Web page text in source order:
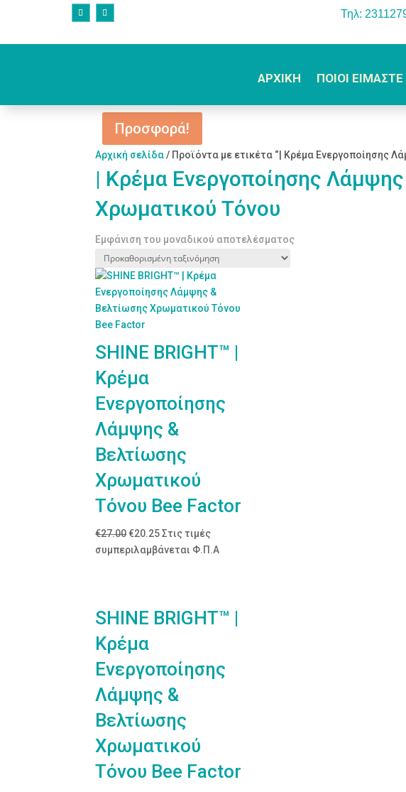
Τηλ:
ΑΡΧΙΚΗ ΠΟΙΟΙ ΕΙΜΑΣΤΕ
Αρχική σελίδα/ Προϊόντα με ετικέτα “| Κρέμα Ενεργοποίησης
| Κρέμα Ενεργοποίησης
Χρωματικού Τόνου
Εμφάνιση του μοναδικού αποτελέσματος
Προσφορά!
SHINE BRIGHT™ |
Κρέμα
Ενεργοποίησης
Λάμψης &
Βελτίωσης
Χρωματικού
Τόνου Bee Factor
€27.00Original
price
€20.25Η
τρέχουσα
Στις τιμές
συμπεριλαμβάνεται Φ.Π.Α
SHINE BRIGHT™ |
Κρέμα
Ενεργοποίησης
Λάμψης &
Βελτίωσης
Χρωματικού
Τόνου Bee Factor